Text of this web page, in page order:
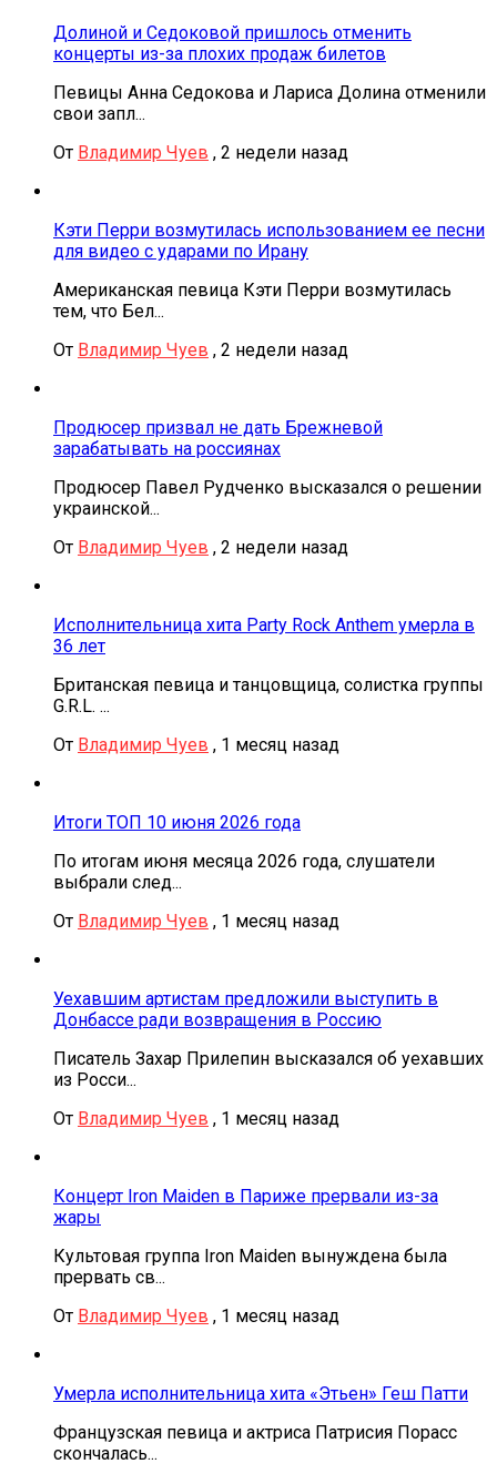
Долиной и Седоковой пришлось отменить
концерты из-за плохих продаж билетов
Певицы Анна Седокова и Лариса Долина отменили
свои запл...
От Владимир Чуев , 2 недели назад
Кэти Перри возмутилась использованием ее песни
для видео с ударами по Ирану
Американская певица Кэти Перри возмутилась
тем, что Бел...
От Владимир Чуев , 2 недели назад
Продюсер призвал не дать Брежневой
зарабатывать на россиянах
Продюсер Павел Рудченко высказался о решении
украинской...
От Владимир Чуев , 2 недели назад
Исполнительница хита Party Rock Anthem умерла в
36 лет
Британская певица и танцовщица, солистка группы
G.R.L. ...
От Владимир Чуев , 1 месяц назад
Итоги ТОП 10 июня 2026 года
По итогам июня месяца 2026 года, слушатели
выбрали след...
От Владимир Чуев , 1 месяц назад
Уехавшим артистам предложили выступить в
Донбассе ради возвращения в Россию
Писатель Захар Прилепин высказался об уехавших
из Росси...
От Владимир Чуев , 1 месяц назад
Концерт Iron Maiden в Париже прервали из-за
жары
Культовая группа Iron Maiden вынуждена была
прервать св...
От Владимир Чуев , 1 месяц назад
Умерла исполнительница хита «Этьен» Геш Патти
Французская певица и актриса Патрисия Порасс
скончалась...